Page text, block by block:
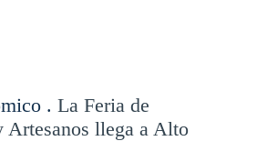
. La Feria de
Artesanos llega a Alto